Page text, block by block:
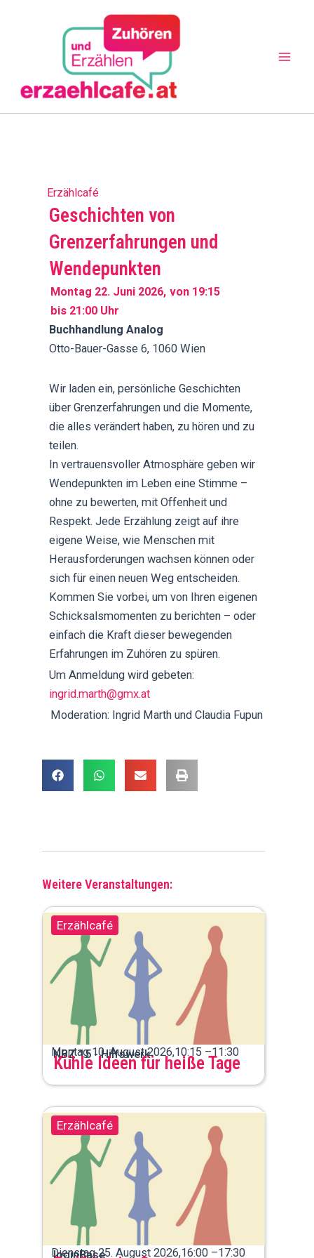
Erzählcafé
Geschichten von
Grenzerfahrungen und
Wendepunkten
Montag 22. Juni 2026, von 19:15
bis 21:00 Uhr
Buchhandlung Analog
Otto-Bauer-Gasse 6, 1060 Wien
Wir laden ein, persönliche Geschichten
über Grenzerfahrungen und die Momente,
die alles verändert haben, zu hören und zu
teilen.
In vertrauensvoller Atmosphäre geben wir
Wendepunkten im Leben eine Stimme –
ohne zu bewerten, mit Offenheit und
Respekt. Jede Erzählung zeigt auf ihre
eigene Weise, wie Menschen mit
Herausforderungen wachsen können oder
sich für einen neuen Weg entscheiden.
Kommen Sie vorbei, um von Ihren eigenen
Schicksalsmomenten zu berichten – oder
einfach die Kraft dieser bewegenden
Erfahrungen im Zuhören zu spüren.
Um Anmeldung wird gebeten:
ingrid.marth@gmx.at
Moderation: Ingrid Marth und Claudia Fupun
Weitere Veranstaltungen:
Erzählcafé
Montag 10. August 2026,10:15 –11:30
NBZ 15 - Hilfswerk
Kühle Ideen für heiße Tage
Erzählcafé
Dienstag 25. August 2026,16:00 –17:30
loginBase